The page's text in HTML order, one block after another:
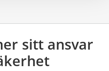
sitt ansvar